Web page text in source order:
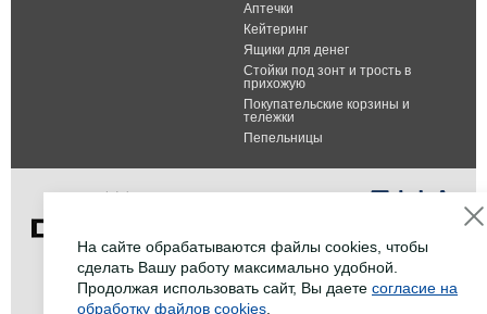
Аптечки
Кейтеринг
Ящики для денег
Стойки под зонт и трость в
прихожую
Покупательские корзины и
тележки
Пепельницы
Тел.: +7 (495) 232-07-42
Факс: +7 (495) 232-07-42
На сайте обрабатываются файлы cookies, чтобы
сделать Вашу работу максимально удобной.
Продолжая использовать сайт, Вы даете согласие на
обработку файлов cookies